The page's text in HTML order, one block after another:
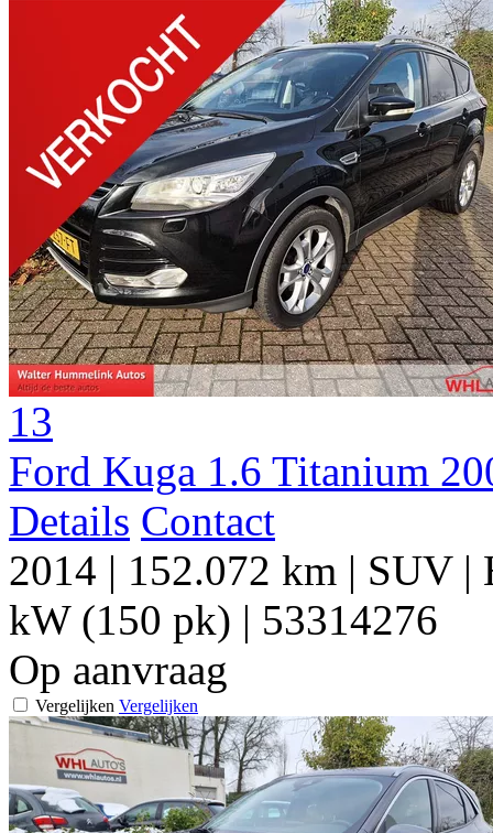
13
Ford Kuga 1.6 Titanium
Details Contact
2014 | 152.072 km | SUV|
kW (150 pk) | 53314276
Op aanvraag
Vergelijken Vergelijken